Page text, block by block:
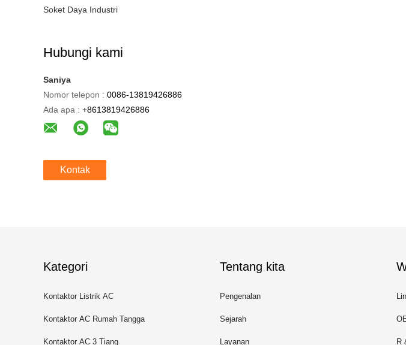
Soket Daya Industri
Hubungi kami
Saniya
Nomor telepon : 0086-13819426886
Ada apa : +8613819426886
Kontak
Kategori
Kontaktor Listrik AC
Kontaktor AC Rumah Tangga
Kontaktor AC 3 Tiang
Tentang kita
Pengenalan
Sejarah
Layanan R